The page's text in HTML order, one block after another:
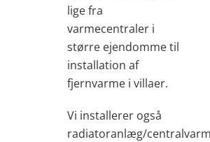
lige fra
varmecentraler i
større ejendomme til
installation af
fjernvarme i villaer.
Vi installerer også
radiatoranlæg/